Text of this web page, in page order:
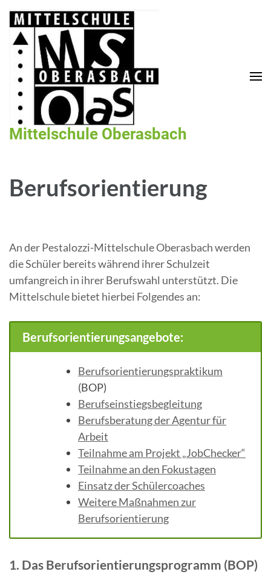
Inhalt
springen
(Enter
drücken)
Mittelschule Oberasbach
Berufsorientierung
An der Pestalozzi-Mittelschule Oberasbach werden
die Schüler bereits während ihrer Schulzeit
umfangreich in ihrer Berufswahl unterstützt. Die
Mittelschule bietet hierbei Folgendes an:
Berufsorientierungsangebote:
Berufsorientierungspraktikum
(BOP)
Berufseinstiegsbegleitung
Berufsberatung der Agentur für
Arbeit
Teilnahme am Projekt „JobChecker“
Teilnahme an den Fokustagen
Einsatz der Schülercoaches
Weitere Maßnahmen zur
Berufsorientierung
1. Das Berufsorientierungsprogramm (BOP)